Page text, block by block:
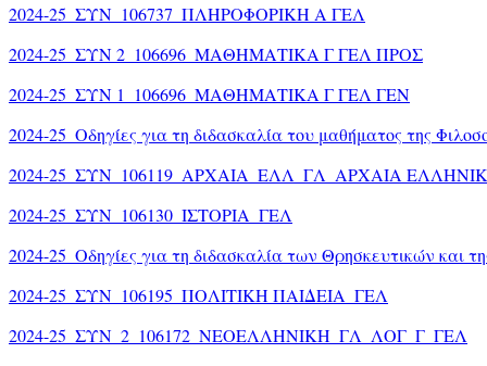
2024-25_ΣΥΝ_106737_ΠΛΗΡΟΦΟΡΙΚΗ Α ΓΕΛ
2024-25_ΣΥΝ 2_106696_ΜΑΘΗΜΑΤΙΚΑ Γ ΓΕΛ ΠΡΟΣ
2024-25_ΣΥΝ 1_106696_ΜΑΘΗΜΑΤΙΚΑ Γ ΓΕΛ ΓΕΝ
2024-25_Οδηγίες για τη διδασκαλία του μαθήματος της
2024-25_ΣΥΝ_106119_ΑΡΧΑΙΑ_ΕΛΛ_ΓΛ_ΑΡΧΑΙΑ
2024-25_ΣΥΝ_106130_ΙΣΤΟΡΙΑ_ΓΕΛ
2024-25_Οδηγίες για τη διδασκαλία των Θρησκευτικών και
2024-25_ΣΥΝ_106195_ΠΟΛΙΤΙΚΗ ΠΑΙΔΕΙΑ_ΓΕΛ
2024-25_ΣΥΝ_2_106172_ΝΕΟΕΛΛΗΝΙΚΗ_ΓΛ_ΛΟΓ_Γ_ΓΕΛ